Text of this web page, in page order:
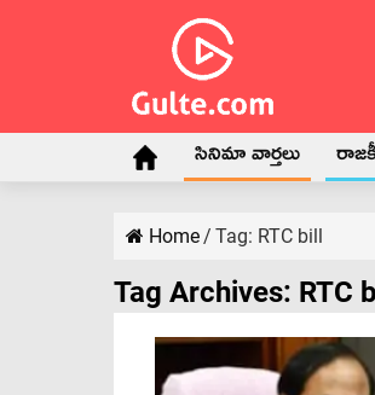
సినిమా వార్తలు
Home/ Tag: RTC bill
Tag Archives: RTC